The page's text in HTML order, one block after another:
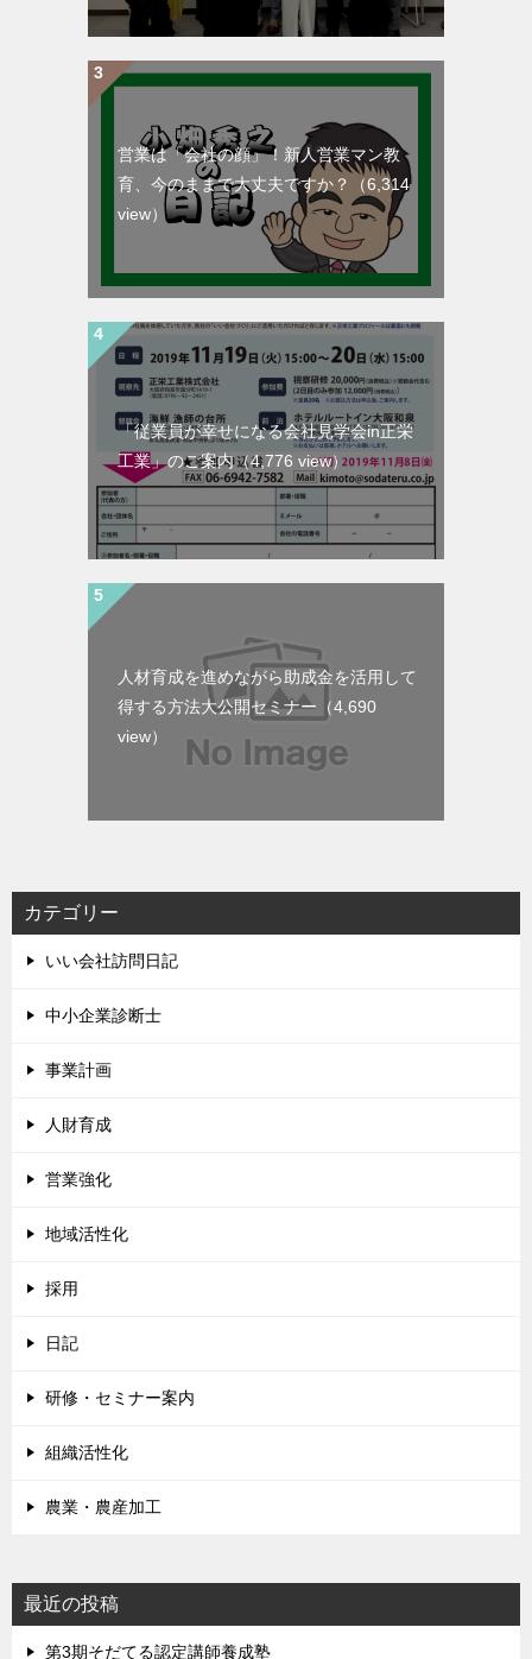
営業は「会社の顔」！新人営業マン教
育、今のままで大丈夫ですか？
（6,314
view）
「従業員が幸せになる会社見学会in正栄
工業」のご案内（4,776 view）
人材育成を進めながら助成金を活用して
得する方法大公開セミナー （4,690
view）
カテゴリー
いい会社訪問日記
中小企業診断士
事業計画
人財育成
営業強化
地域活性化
採用
日記
研修・セミナー案内
組織活性化
農業・農産加工
最近の投稿
第3期そだてる認定講師養成塾